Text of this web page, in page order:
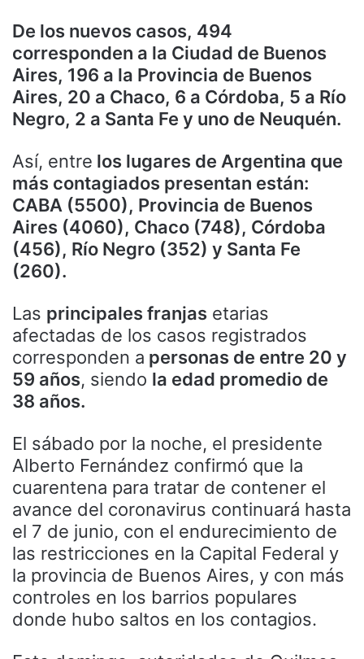
De los nuevos casos, 494
corresponden a la Ciudad de Buenos
Aires, 196 a la Provincia de Buenos
Aires, 20 a Chaco, 6 a Córdoba, 5 a Río
Negro, 2 a Santa Fe y uno de Neuquén.
Así, entre los lugares de Argentina que
más contagiados presentan están:
CABA (5500), Provincia de Buenos
Aires (4060), Chaco (748), Córdoba
(456), Río Negro (352) y Santa Fe
(260).
Las principales franjas etarias
afectadas de los casos registrados
corresponden a personas de entre 20 y
59 años, siendo la edad promedio de
38 años.
El sábado por la noche, el presidente
Alberto Fernández confirmó que la
cuarentena para tratar de contener el
avance del coronavirus continuará hasta
el 7 de junio, con el endurecimiento de
las restricciones en la Capital Federal y
la provincia de Buenos Aires, y con más
controles en los barrios populares
donde hubo saltos en los contagios.